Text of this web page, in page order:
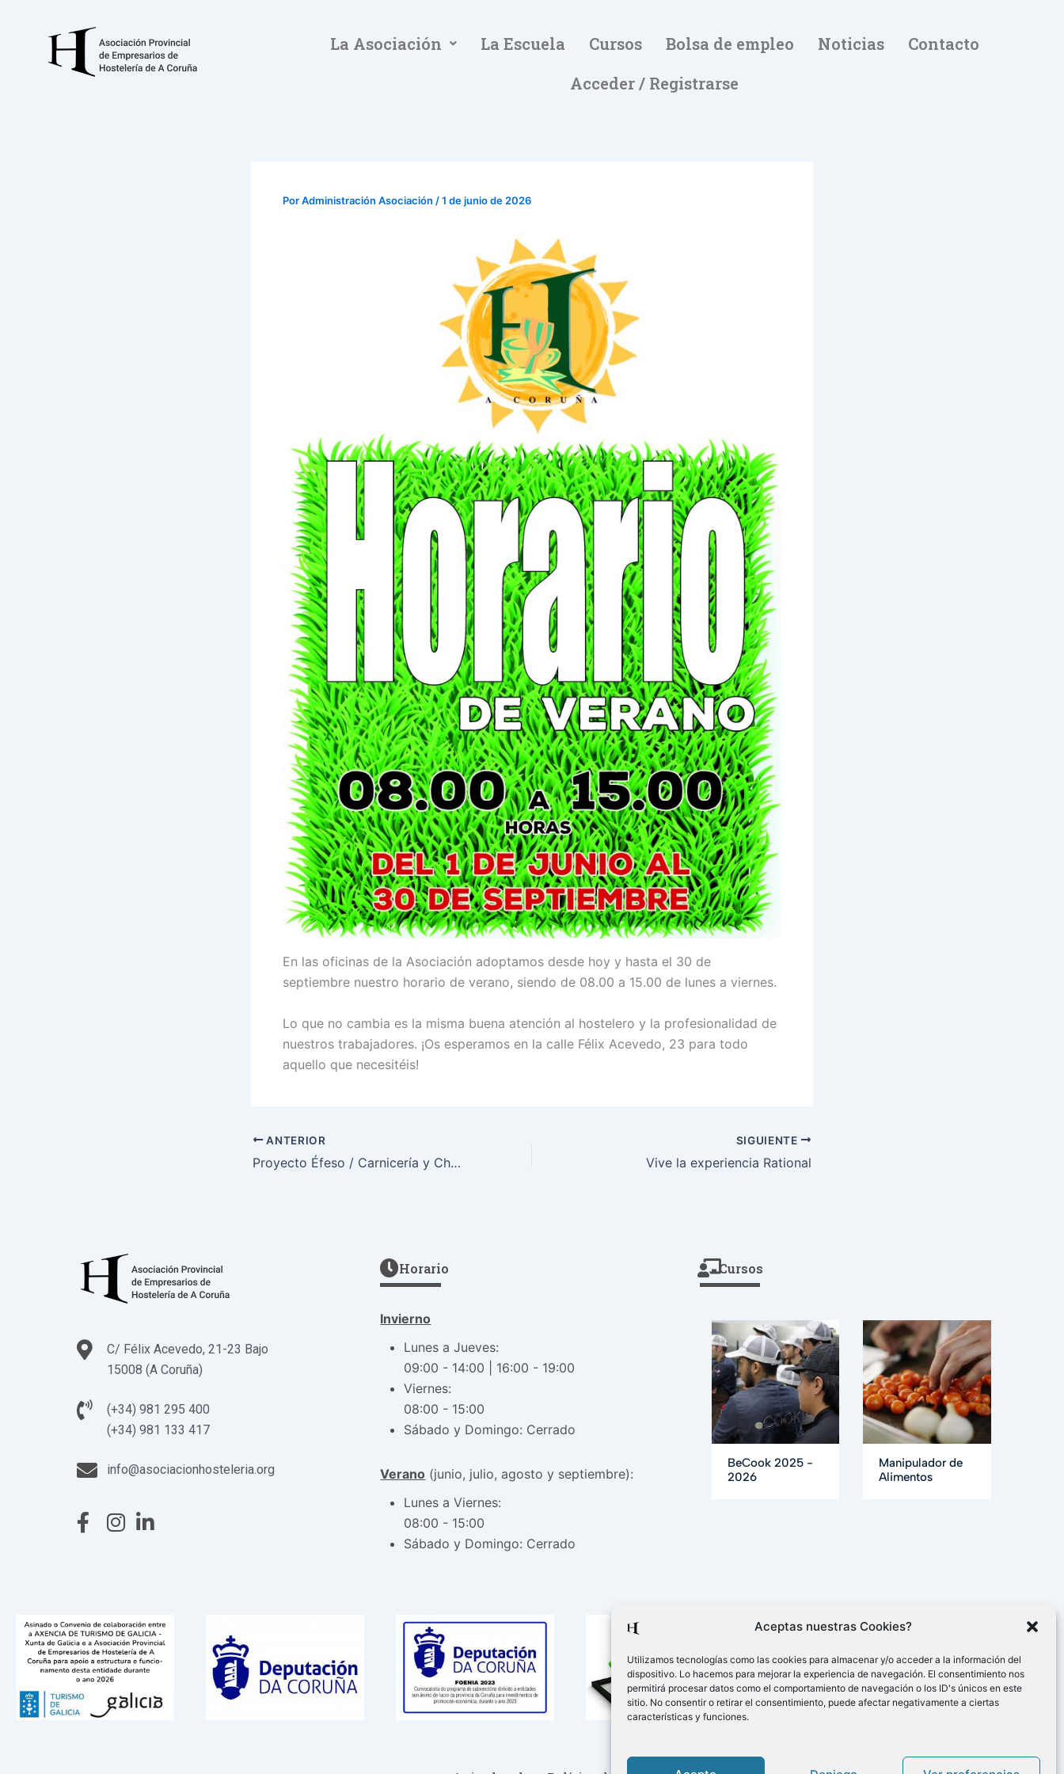
Aceptas nuestras Cookies?
Utilizamos tecnologías como las cookies para almacenar y/o acceder a la información del
dispositivo. Lo hacemos para mejorar la experiencia de navegación. El consentimiento nos
permitirá procesar datos como el comportamiento de navegación o los ID's únicos en este
sitio. No consentir o retirar el consentimiento, puede afectar negativamente a ciertas
características y funciones.
contenido
La Asociación La Escuela Cursos Bolsa de empleo Noticias
Contacto
Acceder / Registrarse
PorAdministración Asociación /1 de junio de 2026
En las oficinas de la Asociación adoptamos desde hoy y hasta el 30 de
septiembre nuestro horario de verano, siendo de 08.00 a 15.00 de lunes a viernes.
Lo que no cambia es la misma buena atención al hostelero y la profesionalidad de
nuestros trabajadores. ¡Os esperamos en la calle Félix Acevedo, 23 para todo
aquello que necesitéis!
ANTERIOR
Proyecto Éfeso / Carnicería y Charcutería
SIGUIENTE
Vive la experiencia Rational
C/ Félix Acevedo, 21-23 Bajo
15008 (A Coruña)
(+34) 981 295 400
(+34) 981 133 417
info@asociacionhosteleria.org
Horario
Invierno
Lunes a Jueves:
09:00 - 14:00 | 16:00 - 19:00
Viernes:
08:00 - 15:00
Sábado y Domingo: Cerrado
Verano (junio, julio, agosto y septiembre):
Lunes a Viernes:
08:00 - 15:00
Sábado y Domingo: Cerrado
Cursos
BeCook 2025 -
2026
Manipulador de
Alimentos